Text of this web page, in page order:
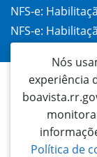
NFS-e:
NFS-e:
Nós
experiência
Política de